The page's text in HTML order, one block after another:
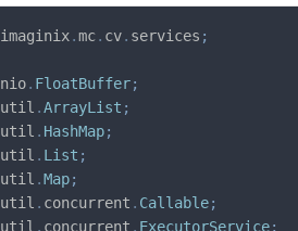
imaginix.mc. cv. services ;
nio. FloatBuffer;
util .ArrayList ;
util . HashMap;
util . List ;
util .Map;
util . concurrent . Callable;
util . concurrent . ExecutorService;